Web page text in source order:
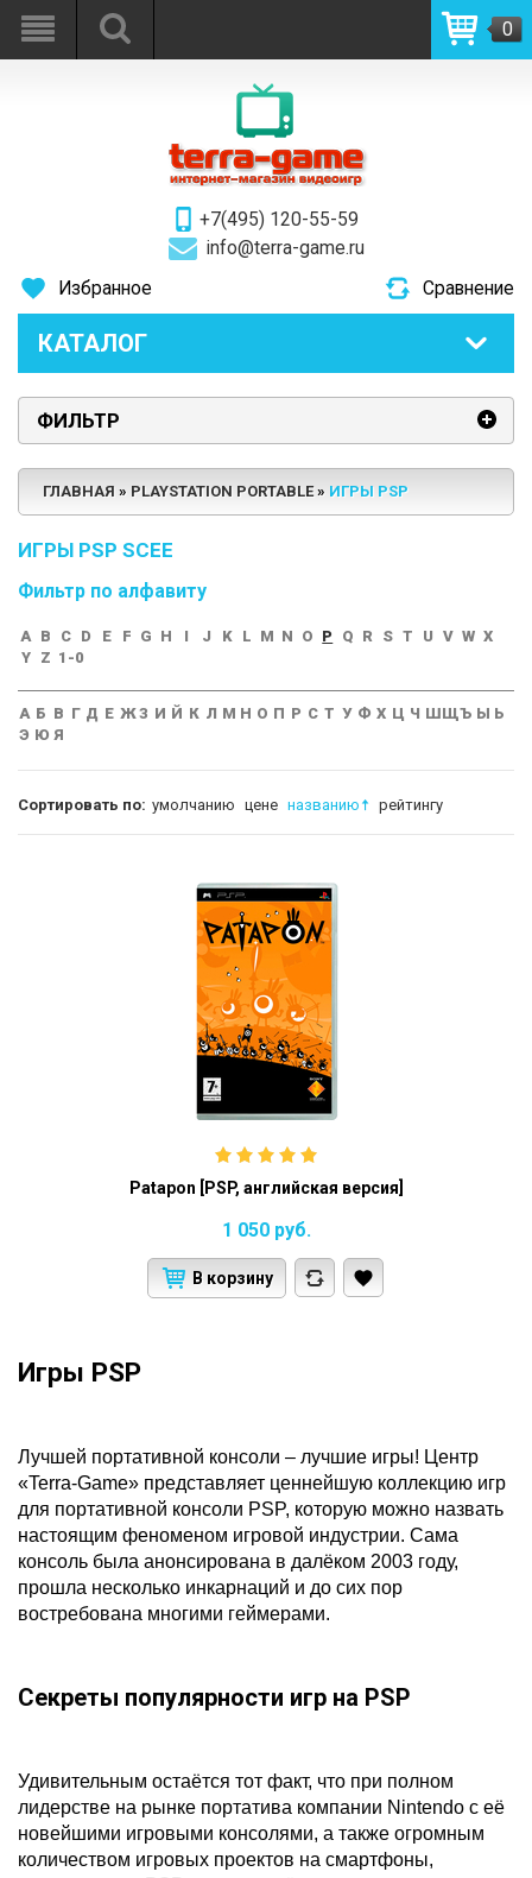
+7(495) 120-55-59
info@terra-game.ru
0
Избранное Сравнение
КАТАЛОГ
ФИЛЬТР
ГЛАВНАЯ PLAYSTATION PORTABLE ИГРЫ PSP
ИГРЫ PSP SCEE
Фильтр по алфавиту
A B C D E F G H I J K L M N O P Q R S T U V W X
Y
Z 1-0
А Б В Г Д Е ЖЗ И Й К Л М Н О П Р С Т У Ф Х Ц Ч ШЩЪ Ы Ь
Э Ю Я
Сортировать по: умолчанию цене названию рейтингу
Patapon [PSP, английская версия]
1 050 руб.
В корзину
Игры PSP
Лучшей портативной консоли – лучшие игры! Центр
«Terra-Game» представляет ценнейшую коллекцию игр
для портативной консоли PSP, которую можно назвать
настоящим феноменом игровой индустрии. Сама
консоль была анонсирована в далёком 2003 году,
прошла несколько инкарнаций и до сих пор
востребована многими геймерами.
Секреты популярности игр на PSP
Удивительным остаётся тот факт, что при полном
лидерстве на рынке портатива компании Nintendo с её
новейшими игровыми консолями, а также огромным
количеством игровых проектов на смартфоны,